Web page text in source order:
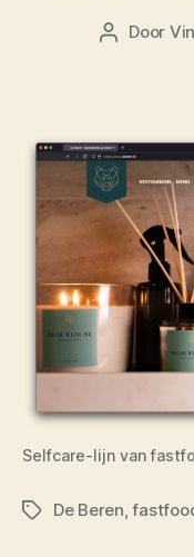
Door
Selfcare-lijn van
TagsDe Beren ,